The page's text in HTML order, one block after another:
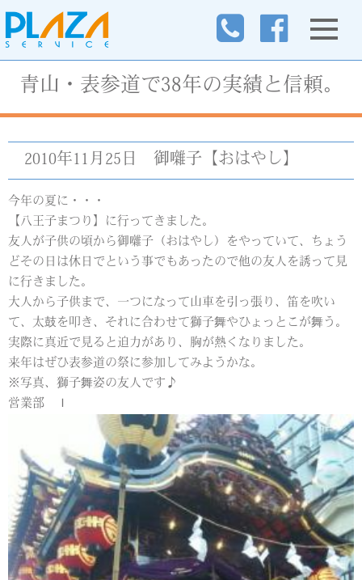
青山・表参道で38年の実績と信頼。
2010年11月25日 御囃子【おはやし】
今年の夏に・・・
【八王子まつり】に行ってきました。
友人が子供の頃から御囃子（おはやし）をやっていて、ちょう
どその日は休日でという事でもあったので他の友人を誘って見
に行きました。
大人から子供まで、一つになって山車を引っ張り、笛を吹い
て、太鼓を叩き、それに合わせて獅子舞やひょっとこが舞う。
実際に真近で見ると迫力があり、胸が熱くなりました。
来年はぜひ表参道の祭に参加してみようかな。
※写真、獅子舞姿の友人です♪
営業部 Ｉ